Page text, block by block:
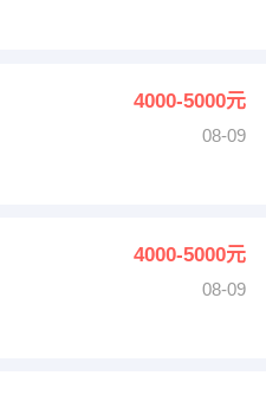
4000-5000元
08-09
4000-5000元
08-09